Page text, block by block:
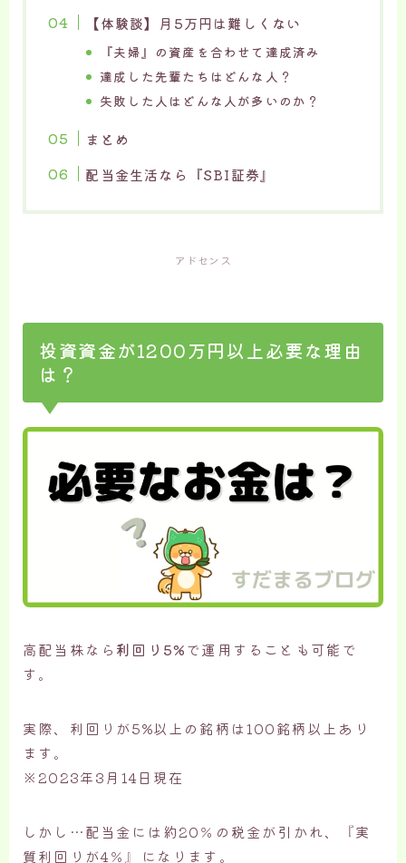
【体験談】月5万円は難しくない
『夫婦』の資産を合わせて達成済み
達成した先輩たちはどんな人？
失敗した人はどんな人が多いのか？
まとめ
配当金生活なら『SBI証券』
アドセンス
投資資金が1200万円以上必要な理由
は？
高配当株なら 利回り5%で運用することも可能で
す。
実際、利回りが5%以上の銘柄は100銘柄以上あり
ます。
※2023年3月14日現在
しかし…配当金には約20％の税金が引かれ、『実
質利回りが4％』になります。